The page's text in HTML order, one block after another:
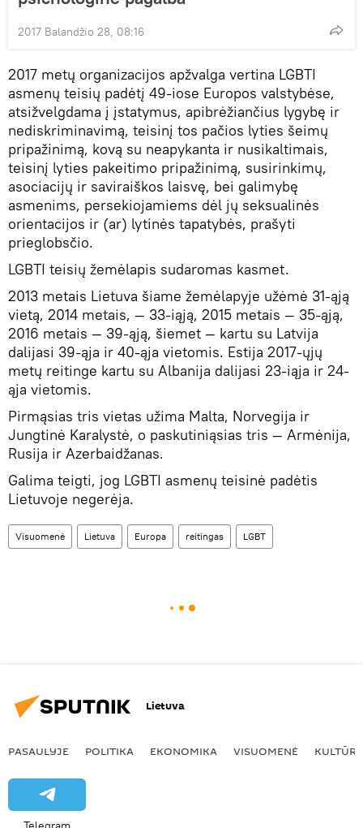
2017 Balandžio 28, 08:16
2017 metų organizacijos apžvalga vertina LGBTI
asmenų teisių padėtį 49-iose Europos valstybėse,
atsižvelgdama į įstatymus, apibrėžiančius lygybę ir
nediskriminavimą, teisinį tos pačios lyties šeimų
pripažinimą, kovą su neapykanta ir nusikaltimais,
teisinį lyties pakeitimo pripažinimą, susirinkimų,
asociacijų ir saviraiškos laisvę, bei galimybę
asmenims, persekiojamiems dėl jų seksualinės
orientacijos ir (ar) lytinės tapatybės, prašyti
prieglobsčio.
LGBTI teisių žemėlapis sudaromas kasmet.
2013 metais Lietuva šiame žemėlapyje užėmė 31-ąją
vietą, 2014 metais, — 33-iąją, 2015 metais — 35-ąją,
2016 metais — 39-ąją, šiemet — kartu su Latvija
dalijasi 39-ąja ir 40-ąja vietomis. Estija 2017-ųjų
metų reitinge kartu su Albanija dalijasi 23-iąja ir 24-
ąja vietomis.
Pirmąsias tris vietas užima Malta, Norvegija ir
Jungtinė Karalystė, o paskutiniąsias tris — Armėnija,
Rusija ir Azerbaidžanas.
Galima teigti, jog LGBTI asmenų teisinė padėtis
Lietuvoje negerėja.
Visuomenė Lietuva Europa reitingas LGBT
Lietuva
PASAULYJE POLITIKA EKONOMIKA VISUOMENĖ KULTŪRA